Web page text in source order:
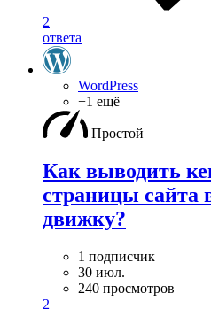
2
ответа
WordPress
+1 ещё
Простой
Как выводить
страницы сайта
движку?
1 подписчик
30 июл.
240 просмотров
2